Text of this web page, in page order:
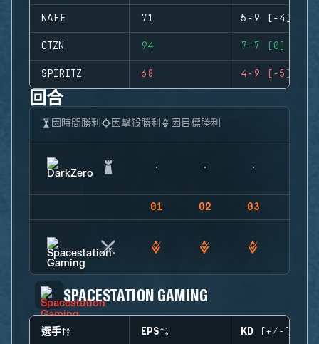
NAFE 71 5-9 (-4)
CTZN 94 7-7 (0)
SPIRITZ 68 4-9 (-5)
回合
因時間勝利 因擊殺勝利 因目標勝利
01 02 03
SPACESTATION GAMING
選手 EPS KD (+/-)